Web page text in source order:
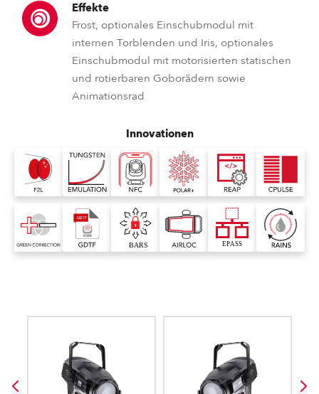
Effekte
Frost, optionales Einschubmodul mit
internen Torblenden und Iris, optionales
Einschubmodul mit motorisierten statischen
und rotierbaren Goborädern sowie
Animationsrad
Innovationen